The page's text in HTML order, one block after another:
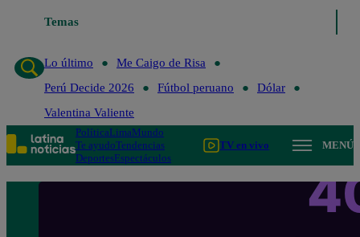
Temas
Lo último
Me Caigo de Risa
Perú Decide 2026
Fútbol peruano
Dólar
Valentina Valiente
PolíticaLimaMundo
Te ayudoTendencias
DeportesEspectáculos
TV en vivo MENÚ